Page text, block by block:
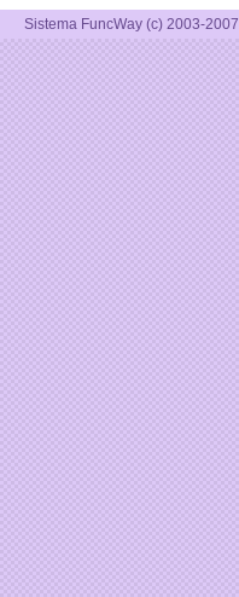
Sistema FuncWay (c) 2003-2007